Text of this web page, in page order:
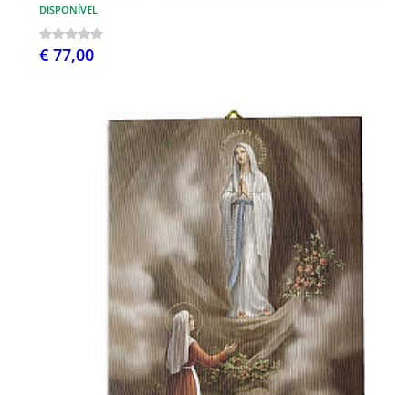
DISPONÍVEL
€ 77,00